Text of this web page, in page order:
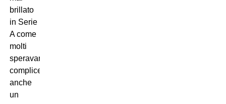
brillato
in Serie
A come
molti
speravano,
complice
anche
un